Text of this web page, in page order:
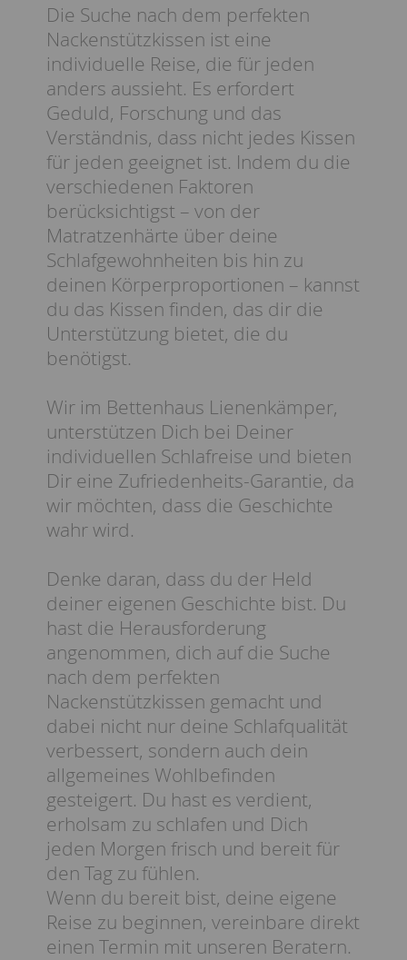
Die Suche nach dem perfekten
Nackenstützkissen ist eine
individuelle Reise, die für jeden
anders aussieht. Es erfordert
Geduld, Forschung und das
Verständnis, dass nicht jedes Kissen
für jeden geeignet ist. Indem du die
verschiedenen Faktoren
berücksichtigst – von der
Matratzenhärte über deine
Schlafgewohnheiten bis hin zu
deinen Körperproportionen – kannst
du das Kissen finden, das dir die
Unterstützung bietet, die du
benötigst.
Wir im Bettenhaus Lienenkämper,
unterstützen Dich bei Deiner
individuellen Schlafreise und bieten
Dir eine Zufriedenheits-Garantie, da
wir möchten, dass die Geschichte
wahr wird.
Denke daran, dass du der Held
deiner eigenen Geschichte bist. Du
hast die Herausforderung
angenommen, dich auf die Suche
nach dem perfekten
Nackenstützkissen gemacht und
dabei nicht nur deine Schlafqualität
verbessert, sondern auch dein
allgemeines Wohlbefinden
gesteigert. Du hast es verdient,
erholsam zu schlafen und Dich
jeden Morgen frisch und bereit für
den Tag zu fühlen.
Wenn du bereit bist, deine eigene
Reise zu beginnen, vereinbare direkt
einen Termin mit unseren Beratern.